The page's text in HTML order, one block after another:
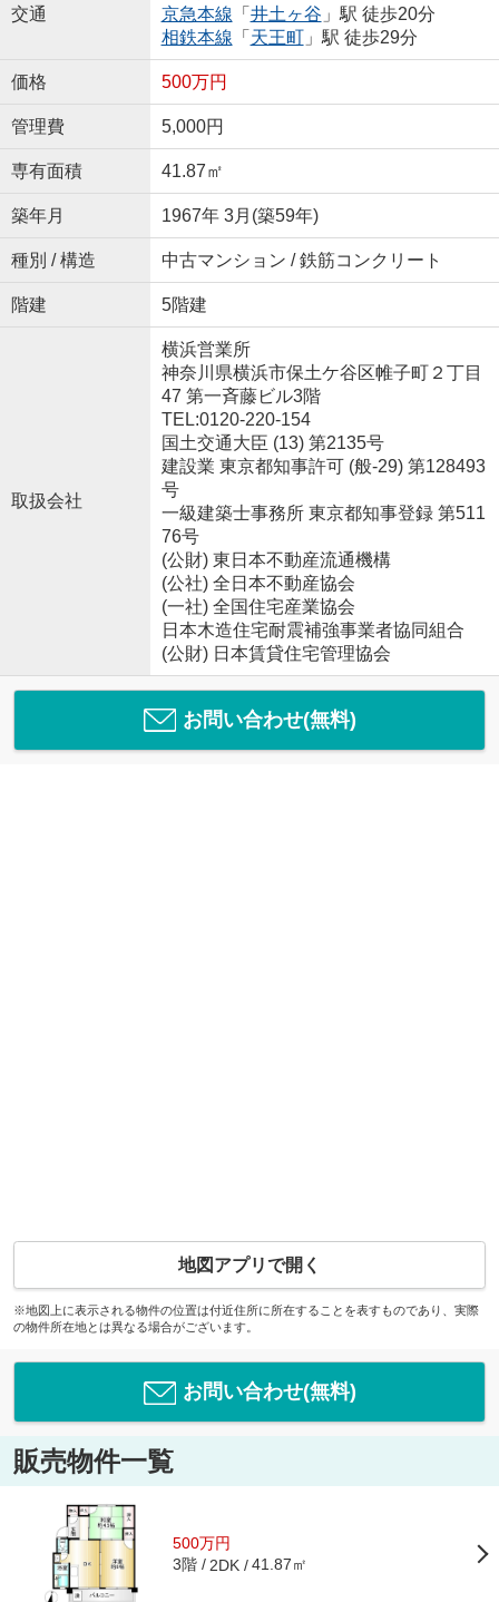
交通
京急本線 「 井土ヶ谷 」駅 徒歩20分
相鉄本線 「 天王町」駅 徒歩29分
価格 500万円
管理費 5,000円
専有面積 41.87㎡
築年月 1967年 3月(築59年)
種別 / 構造 中古マンション / 鉄筋コンクリート
階建 5階建
取扱会社
横浜営業所
神奈川県横浜市保土ケ谷区帷子町２丁目
47 第一斉藤ビル3階
TEL:0120-220-154
国土交通大臣 (13) 第2135号
建設業 東京都知事許可 (般-29) 第128493
号
一級建築士事務所 東京都知事登録 第511
76号
(公財) 東日本不動産流通機構
(公社) 全日本不動産協会
(一社) 全国住宅産業協会
日本木造住宅耐震補強事業者協同組合
(公財) 日本賃貸住宅管理協会
お問い合わせ(無料)
地図アプリで開く
※地図上に表示される物件の位置は付近住所に所在することを表すものであり、実際
の物件所在地とは異なる場合がございます。
お問い合わせ(無料)
販売物件一覧
500万円
3階 2DK 41.87㎡